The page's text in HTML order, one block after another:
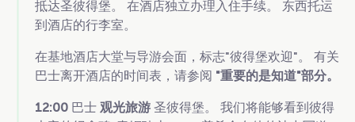
抵达圣彼得堡。 在酒店独立办理入住手续。 东西托运
到酒店的行李室。
在基地酒店大堂与导游会面，标志"彼得堡欢迎"。 有关
巴士离开酒店的时间表，请参阅 "重要的是知道"部分。
12:00 巴士 观光旅游 圣彼得堡。 我们将能够看到彼得